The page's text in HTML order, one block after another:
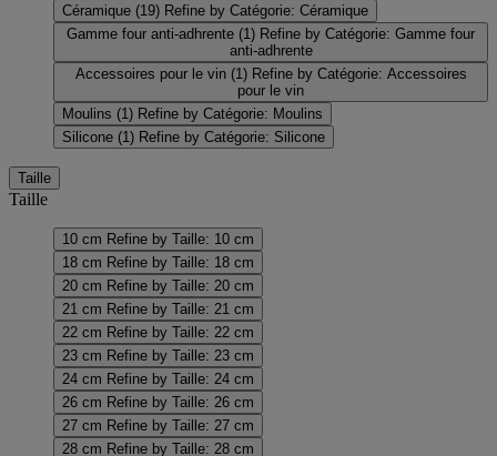
Céramique (19) Refine by Catégorie: Céramique
Gamme four anti-adhrente (1) Refine by Catégorie: Gamme four
anti-adhrente
Accessoires pour le vin (1) Refine by Catégorie: Accessoires
pour le vin
Moulins (1) Refine by Catégorie: Moulins
Silicone (1) Refine by Catégorie: Silicone
Taille
Taille
10 cm Refine by Taille: 10 cm
18 cm Refine by Taille: 18 cm
20 cm Refine by Taille: 20 cm
21 cm Refine by Taille: 21 cm
22 cm Refine by Taille: 22 cm
23 cm Refine by Taille: 23 cm
24 cm Refine by Taille: 24 cm
26 cm Refine by Taille: 26 cm
27 cm Refine by Taille: 27 cm
28 cm Refine by Taille: 28 cm